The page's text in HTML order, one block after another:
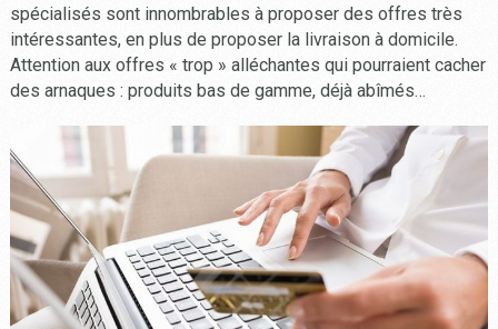
spécialisés sont innombrables à proposer des offres très
intéressantes, en plus de proposer la livraison à domicile.
Attention aux offres « trop » alléchantes qui pourraient cacher
des arnaques : produits bas de gamme, déjà abîmés…